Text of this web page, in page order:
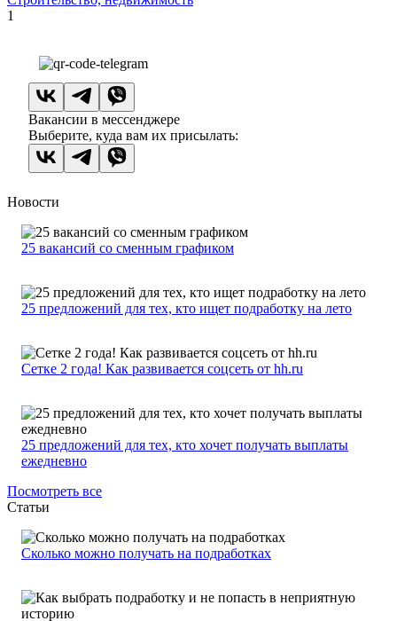
1
Вакансии в мессенджере
Выберите, куда вам их присылать:
Новости
25 вакансий со сменным графиком
25 предложений для тех, кто ищет подработку на лето
Сетке 2 года! Как развивается соцсеть от hh.ru
25 предложений для тех, кто хочет получать выплаты
ежедневно
Посмотреть все
Статьи
Сколько можно получать на подработках